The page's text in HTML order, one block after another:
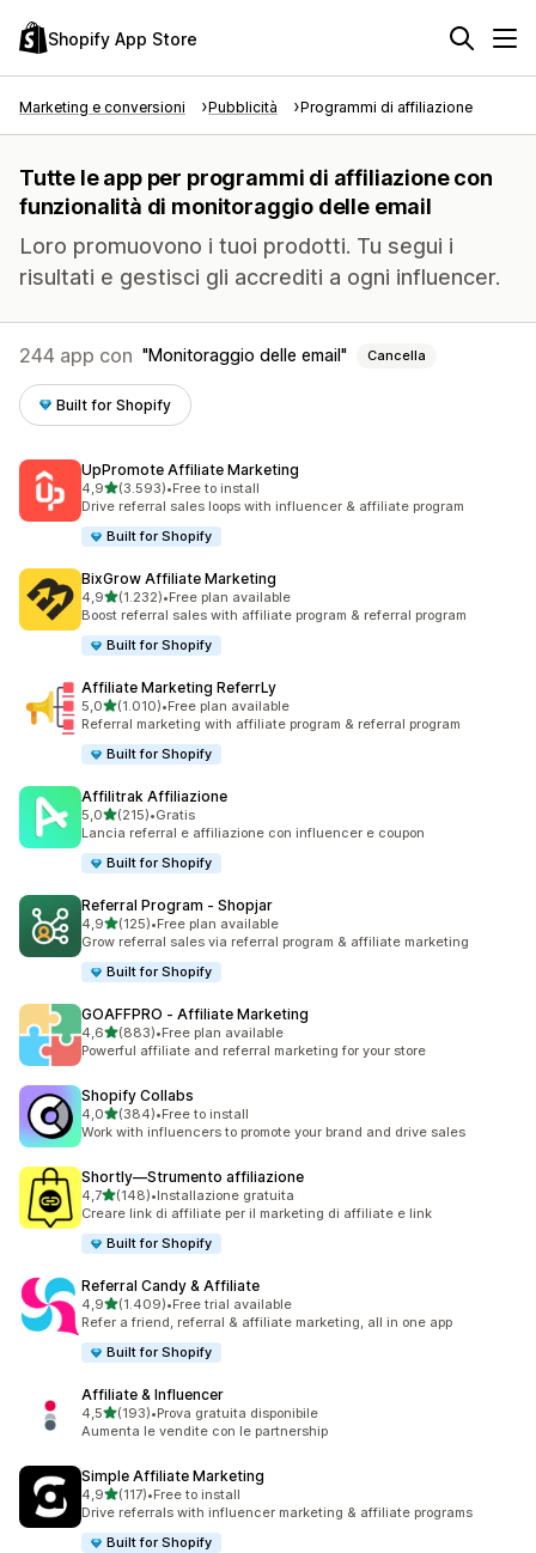
Shopify App Store
Marketing e conversioni Pubblicità Programmi di affiliazione
Tutte le app per programmi di affiliazione con
funzionalità di monitoraggio delle email
Loro promuovono i tuoi prodotti. Tu segui i
risultati e gestisci gli accrediti a ogni influencer.
244 app con Monitoraggio delle email Cancella
Built for Shopify
UpPromote Affiliate Marketing
4,9stelle su 5
(3.593)
3593 recensioni totali
•Free to install
Drive referral sales loops with influencer & affiliate program
Built for Shopify
BixGrow Affiliate Marketing
4,9stelle su 5
(1.232)
1232 recensioni totali
•Free plan available
Boost referral sales with affiliate program & referral program
Built for Shopify
Affiliate Marketing ReferrLy
5,0stelle su 5
(1.010)
1010 recensioni totali
•Free plan available
Referral marketing with affiliate program & referral program
Built for Shopify
Affilitrak Affiliazione
5,0stelle su 5
(215)
215 recensioni totali
•Gratis
Lancia referral e affiliazione con influencer e coupon
Built for Shopify
Referral Program ‑ Shopjar
4,9stelle su 5
(125)
125 recensioni totali
•Free plan available
Grow referral sales via referral program & affiliate marketing
Built for Shopify
GOAFFPRO ‑ Affiliate Marketing
4,6stelle su 5
(883)
883 recensioni totali
•Free plan available
Powerful affiliate and referral marketing for your store
Shopify Collabs
4,0stelle su 5
(384)
384 recensioni totali
•Free to install
Work with influencers to promote your brand and drive sales
Shortly—Strumento affiliazione
4,7stelle su 5
(148)
148 recensioni totali
•Installazione gratuita
Creare link di affiliate per il marketing di affiliate e link
Built for Shopify
Referral Candy & Affiliate
4,9stelle su 5
(1.409)
1409 recensioni totali
•Free trial available
Refer a friend, referral & affiliate marketing, all in one app
Built for Shopify
Affiliate & Influencer
4,5stelle su 5
(193)
193 recensioni totali
•Prova gratuita disponibile
Aumenta le vendite con le partnership
Simple Affiliate Marketing
4,9stelle su 5
(117)
117 recensioni totali
•Free to install
Drive referrals with influencer marketing & affiliate programs
Built for Shopify